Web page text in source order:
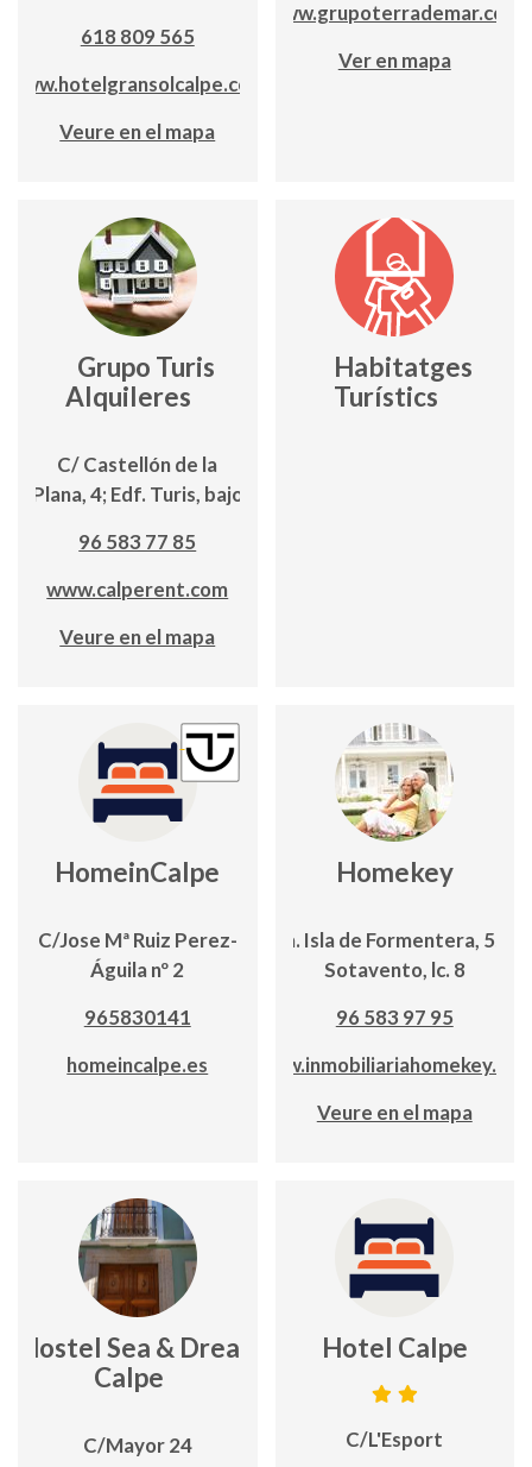
618 809 565
www.hotelgransolcalpe.com
Veure en el mapa
www.grupoterrademar.com
Ver en mapa
Grupo Turis
Alquileres
C/ Castellón de la
Plana, 4; Edf. Turis, bajo
96 583 77 85
www.calperent.com
Veure en el mapa
Habitatges
Turístics
HomeinCalpe
C/Jose Mª Ruiz Perez-
Águila nº 2
965830141
homeincalpe.es
Homekey
Avda. Isla de Formentera, 5;
Sotavento, lc. 8
96 583 97 95
Veure en el mapa
Hostel Sea & Dreams
Calpe
C/Mayor 24
Hotel Calpe
C/L'Esport